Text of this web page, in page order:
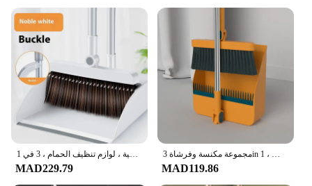
مجموعة مكنسة الشعر الداخلية غير اللاصقة ، مجموعة فرشاة وفرشاة الأرضية ، لوازم تنظيف الحمام ، 3 في 1
MAD229.79
مجموعة مكنسة وفرشاة 3in 1 ، شعر غير لاصق ، بمقبض طويل ، قابل للطي ، مستلزمات تنظيف
MAD119.86